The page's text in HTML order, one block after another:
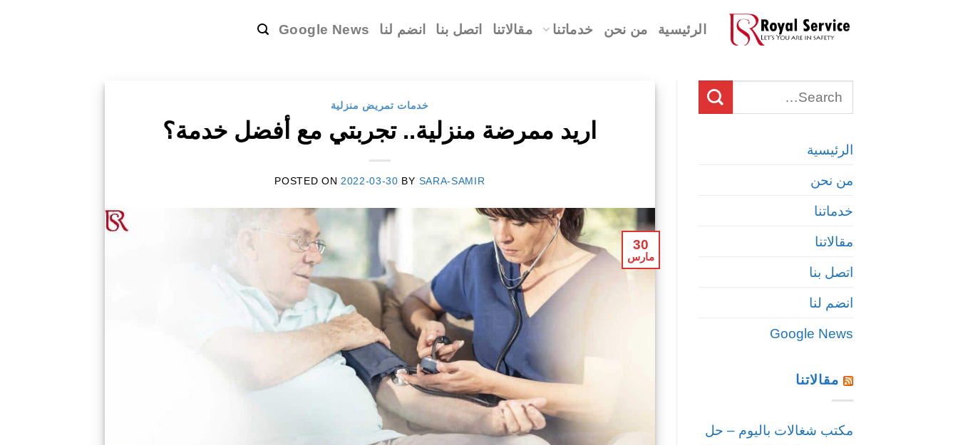
الرئيسية من نحن خدماتنا مقالاتنا اتصل بنا انضم لنا Google News
الرئيسية
من نحن
خدماتنا
مقالاتنا
اتصل بنا
انضم لنا
Google News
مقالاتنا
مكتب شغالات باليوم – حل
خدمات تمريض منزلية
اريد ممرضة منزلية.. تجربتي مع أفضل خدمة؟
POSTED ON 2022-03-30 BY SARA-SAMIR
30
مارس